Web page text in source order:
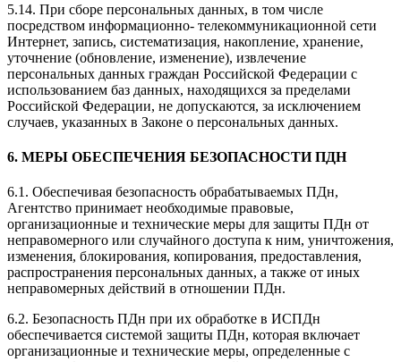
5.14. При сборе персональных данных, в том числе
посредством информационно- телекоммуникационной сети
Интернет, запись, систематизация, накопление, хранение,
уточнение (обновление, изменение), извлечение
персональных данных граждан Российской Федерации с
использованием баз данных, находящихся за пределами
Российской Федерации, не допускаются, за исключением
случаев, указанных в Законе о персональных данных.
6. МЕРЫ ОБЕСПЕЧЕНИЯ БЕЗОПАСНОСТИ ПДН
6.1. Обеспечивая безопасность обрабатываемых ПДн,
Агентство принимает необходимые правовые,
организационные и технические меры для защиты ПДн от
неправомерного или случайного доступа к ним, уничтожения,
изменения, блокирования, копирования, предоставления,
распространения персональных данных, а также от иных
неправомерных действий в отношении ПДн.
6.2. Безопасность ПДн при их обработке в ИСПДн
обеспечивается системой защиты ПДн, которая включает
организационные и технические меры, определенные с